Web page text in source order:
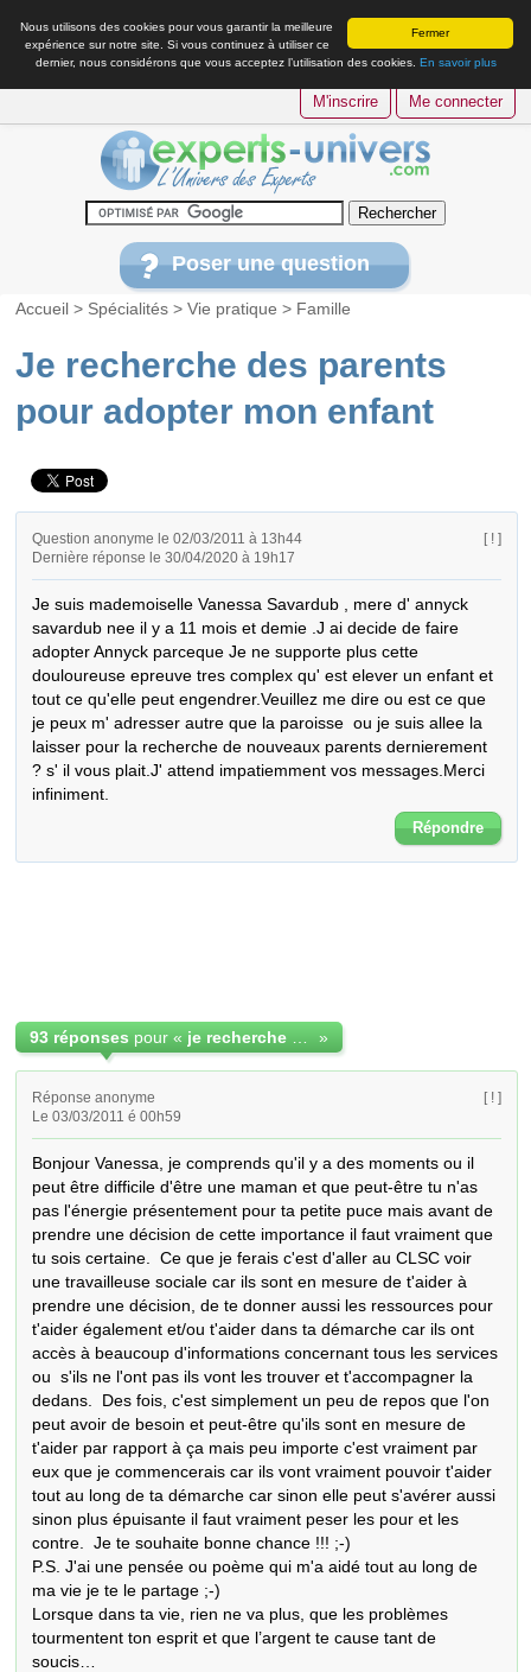
Fermer
Nous utilisons des cookies pour vous garantir la meilleure
expérience sur notre site. Si vous continuez à utiliser ce
dernier, nous considérons que vous acceptez l’utilisation des cookies. En savoir plus
M'inscrire Me connecter
Poser une question
Accueil > Spécialités >Vie pratique > Famille
Je recherche des parents
pour adopter mon enfant
Question anonyme le 02/03/2011 à 13h44
Dernière réponse le 30/04/2020 à 19h17
[ ! ]
Je suis mademoiselle Vanessa Savardub , mere d' annyck
savardub nee il y a 11 mois et demie .J ai decide de faire
adopter Annyck parceque Je ne supporte plus cette
douloureuse epreuve tres complex qu' est elever un enfant et
tout ce qu'elle peut engendrer.Veuillez me dire ou est ce que
je peux m' adresser autre que la paroisse  ou je suis allee la
laisser pour la recherche de nouveaux parents dernierement
? s' il vous plait.J' attend impatiemment vos messages.Merci
infiniment.
Répondre
93 réponses pour « »
Réponse anonyme
Le 03/03/2011 é 00h59
[ ! ]
Bonjour Vanessa, je comprends qu'il y a des moments ou il
peut être difficile d'être une maman et que peut-être tu n'as
pas l'énergie présentement pour ta petite puce mais avant de
prendre une décision de cette importance il faut vraiment que
tu sois certaine.  Ce que je ferais c'est d'aller au CLSC voir
une travailleuse sociale car ils sont en mesure de t'aider à
prendre une décision, de te donner aussi les ressources pour
t'aider également et/ou t'aider dans ta démarche car ils ont
accès à beaucoup d'informations concernant tous les services
ou  s'ils ne l'ont pas ils vont les trouver et t'accompagner la
dedans.  Des fois, c'est simplement un peu de repos que l'on
peut avoir de besoin et peut-être qu'ils sont en mesure de
t'aider par rapport à ça mais peu importe c'est vraiment par
eux que je commencerais car ils vont vraiment pouvoir t'aider
tout au long de ta démarche car sinon elle peut s'avérer aussi
sinon plus épuisante il faut vraiment peser les pour et les
contre.  Je te souhaite bonne chance !!! ;-)
P.S. J'ai une pensée ou poème qui m'a aidé tout au long de
ma vie je te le partage ;-)
Lorsque dans ta vie, rien ne va plus, que les problèmes
tourmentent ton esprit et que l’argent te cause tant de
soucis…